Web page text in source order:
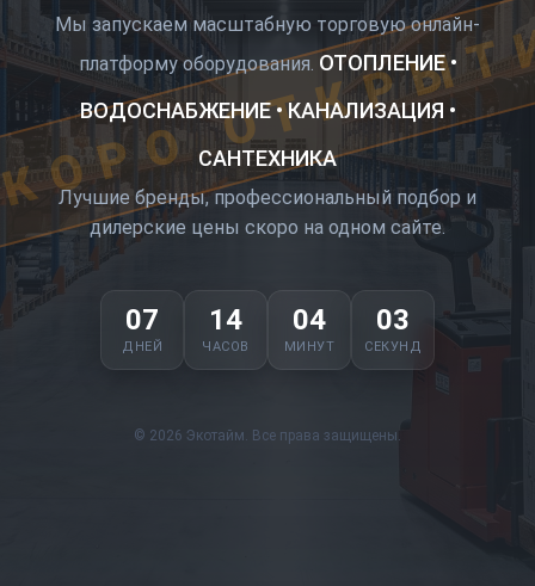
Мы запускаем масштабную торговую онлайн-
платформу оборудования. ОТОПЛЕНИЕ •
ВОДОСНАБЖЕНИЕ • КАНАЛИЗАЦИЯ •
САНТЕХНИКА
Лучшие бренды, профессиональный подбор и
дилерские цены скоро на одном сайте.
07
ДНЕЙ
14
ЧАСОВ
04
МИНУТ
03
СЕКУНД
© 2026 Экотайм. Все права защищены.